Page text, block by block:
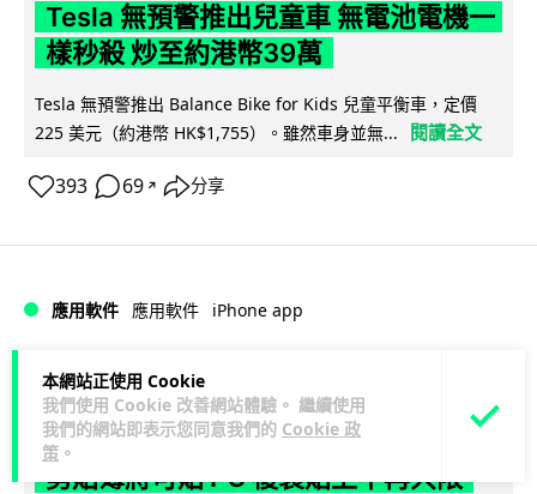
本網站正使用 Cookie
我們使用 Cookie 改善網站體驗。 繼續使用
我們的網站即表示您同意我們的 Cookie 政
策 。
Tesla 無預警推出兒童車 無電池電機一
樣秒殺 炒至約港幣39萬
Tesla 無預警推出 Balance Bike for Kids 兒童平衡車，定價
225 美元（約港幣 HK$1,755）。雖然車身並無...
閱讀全文
393 69 ↗ 分享
應用軟件 應用軟件 iPhone app
Vin 1 日
歐盟再發功 Apple 終答應 iPhone 跨機
剪貼簿將可貼 PC 複製貼上不再只限